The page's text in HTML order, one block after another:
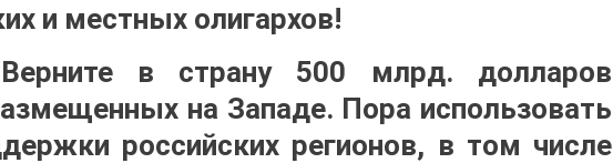
и местных олигархов!
Верните в страну 500 млрд. долларов
на Западе. Пора использовать
российских регионов, в том числе